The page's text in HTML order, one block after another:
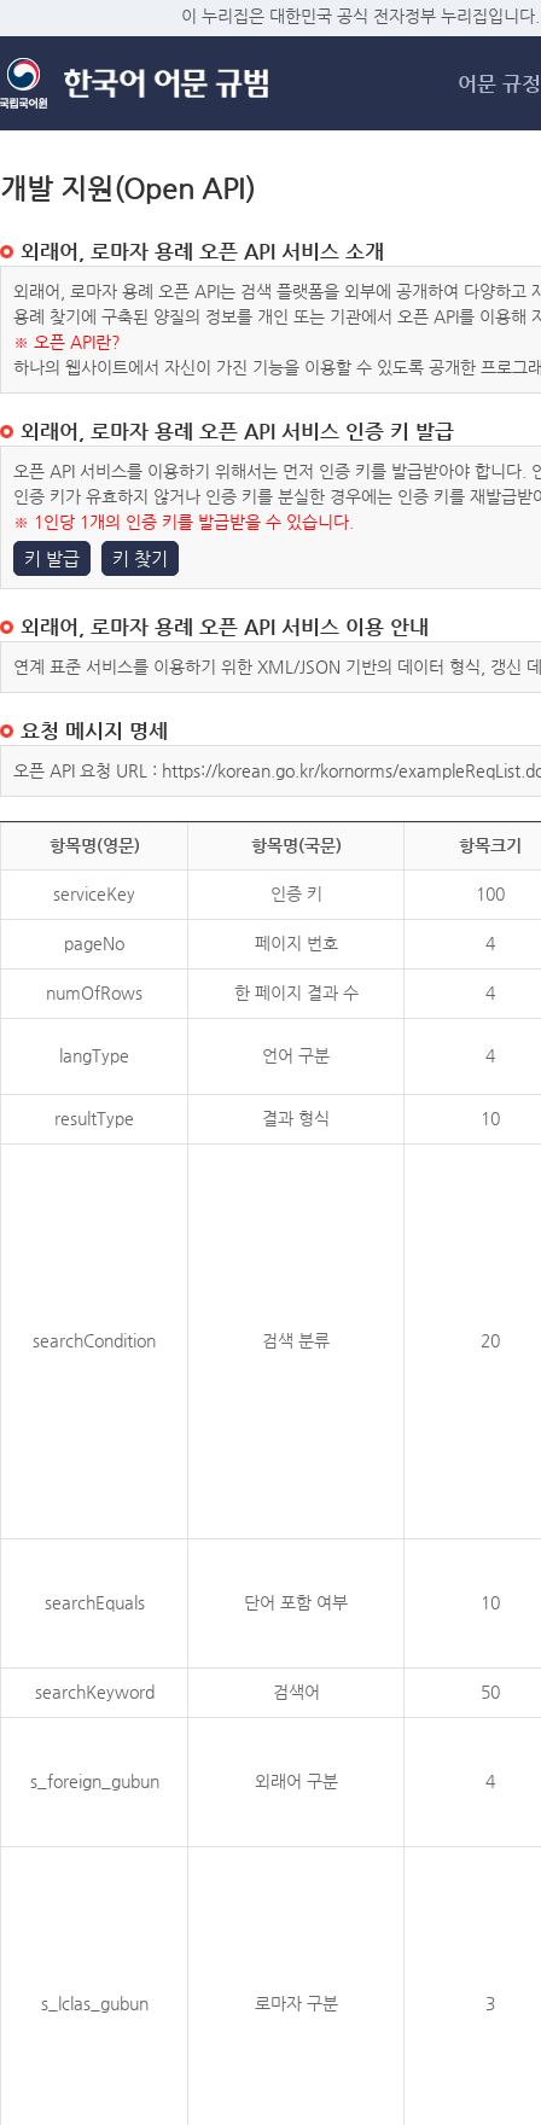
메
이 누리집은 대한민국 공식 전자정부 누리집입니다.
어문 규정
개발 지원(Open API)
외래어, 로마자 용례 오픈 API 서비스 소개
외래어, 로마자 용례 오픈 API는 검색 플랫폼을 외부에 공개하여 다양하
용례 찾기에 구축된 양질의 정보를 개인 또는 기관에서 오픈 API를 이용해
※ 오픈 API란?
하나의 웹사이트에서 자신이 가진 기능을 이용할 수 있도록 공개한 프로그
외래어, 로마자 용례 오픈 API 서비스 인증 키 발급
오픈 API 서비스를 이용하기 위해서는 먼저 인증 키를 발급받아야 합니다
인증 키가 유효하지 않거나 인증 키를 분실한 경우에는 인증 키를 재발급받
※ 1인당 1개의 인증 키를 발급받을 수 있습니다.
키 발급 키 찾기
외래어, 로마자 용례 오픈 API 서비스 이용 안내
연계 표준 서비스를 이용하기 위한 XML/JSON 기반의 데이터 형식, 갱신
요청 메시지 명세
오픈 API 요청 URL : https://korean.go.kr/kornorms/
항목명(영문) 항목명(국문) 항목크기
serviceKey 인증 키 100
pageNo 페이지 번호 4
numOfRows 한 페이지 결과 수 4
langType 언어 구분 4
resultType 결과 형식 10
searchCondition 검색 분류 20
searchEquals 단어 포함 여부 10
searchKeyword 검색어 50
s_foreign_gubun 외래어 구분 4
s_lclas_gubun 로마자 구분 3